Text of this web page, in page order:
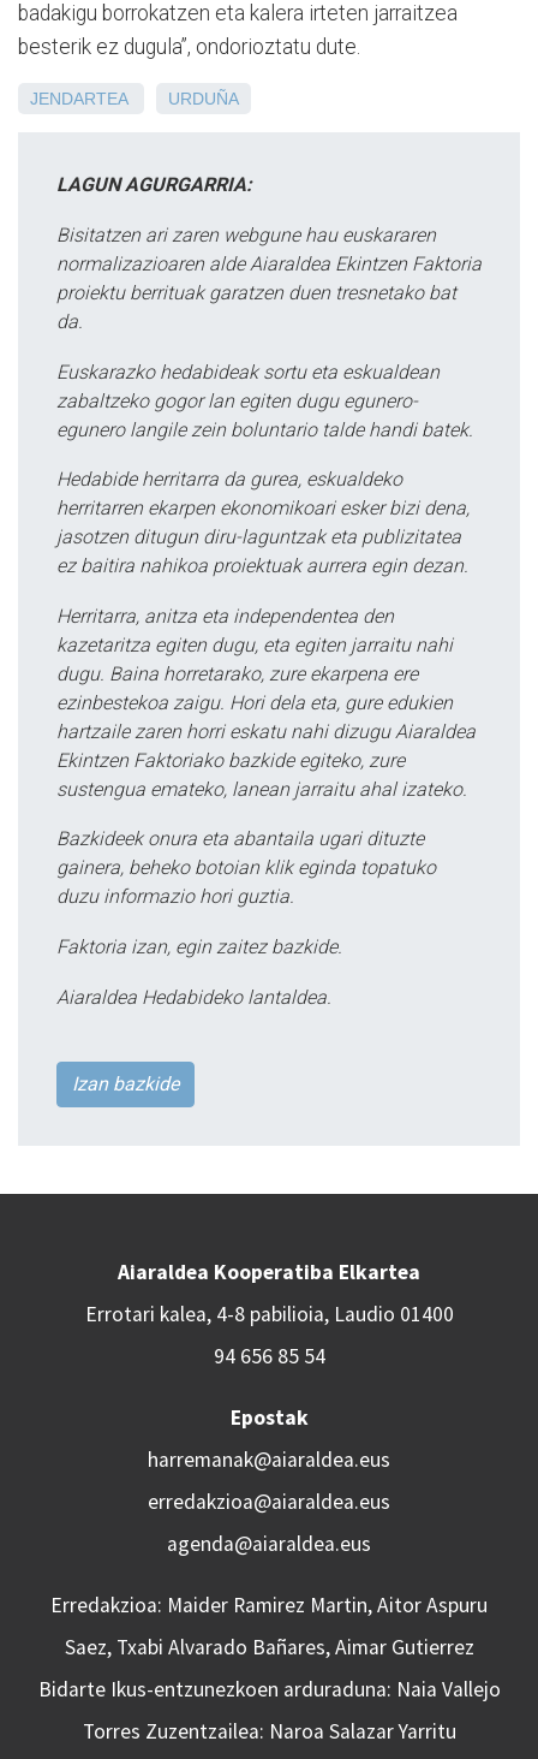
badakigu borrokatzen eta kalera irteten jarraitzea
besterik ez dugula”, ondorioztatu dute.
JENDARTEA URDUÑA
LAGUN AGURGARRIA:
Bisitatzen ari zaren webgune hau euskararen
normalizazioaren alde Aiaraldea Ekintzen Faktoria
proiektu berrituak garatzen duen tresnetako bat
da.
Euskarazko hedabideak sortu eta eskualdean
zabaltzeko gogor lan egiten dugu egunero-
egunero langile zein boluntario talde handi batek.
Hedabide herritarra da gurea, eskualdeko
herritarren ekarpen ekonomikoari esker bizi dena,
jasotzen ditugun diru-laguntzak eta publizitatea
ez baitira nahikoa proiektuak aurrera egin dezan.
Herritarra, anitza eta independentea den
kazetaritza egiten dugu, eta egiten jarraitu nahi
dugu. Baina horretarako, zure ekarpena ere
ezinbestekoa zaigu. Hori dela eta, gure edukien
hartzaile zaren horri eskatu nahi dizugu Aiaraldea
Ekintzen Faktoriako bazkide egiteko, zure
sustengua emateko, lanean jarraitu ahal izateko.
Bazkideek onura eta abantaila ugari dituzte
gainera, beheko botoian klik eginda topatuko
duzu informazio hori guztia.
Faktoria izan, egin zaitez bazkide.
Aiaraldea Hedabideko lantaldea.
Izan bazkide
Aiaraldea Kooperatiba Elkartea
Errotari kalea, 4-8 pabilioia, Laudio 01400
94 656 85 54
Epostak
harremanak@aiaraldea.eus
erredakzioa@aiaraldea.eus
agenda@aiaraldea.eus
Erredakzioa: Maider Ramirez Martin, Aitor Aspuru
Saez, Txabi Alvarado Bañares, Aimar Gutierrez
Bidarte Ikus-entzunezkoen arduraduna: Naia Vallejo
Torres Zuzentzailea: Naroa Salazar Yarritu